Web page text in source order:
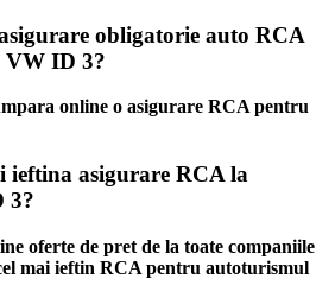
obligatorie auto RCA
VW ID 3?
online o asigurare RCA pentru
ieftina asigurare RCA la
3?
oferte de pret de la toate companiile
mai ieftin RCA pentru autoturismul